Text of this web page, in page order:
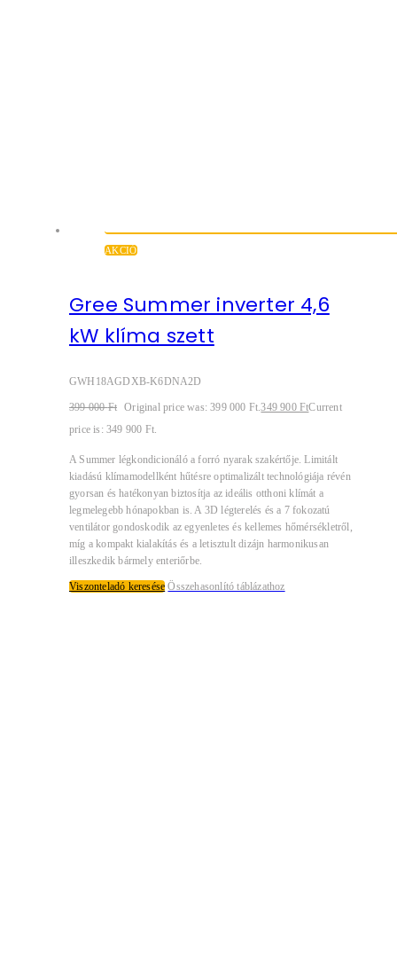
AKCIÓ
Gree Summer inverter 4,6
kW klíma szett
GWH18AGDXB-K6DNA2D
399 000Ft Original price was: 399 000 Ft.349 900FtCurrent
price is: 349 900 Ft.
A Summer légkondicionáló a forró nyarak szakértője. Limitált
kiadású klímamodellként hűtésre optimalizált technológiája révén
gyorsan és hatékonyan biztosítja az ideális otthoni klímát a
legmelegebb hónapokban is. A 3D légterelés és a 7 fokozatú
ventilátor gondoskodik az egyenletes és kellemes hőmérsékletről,
míg a kompakt kialakítás és a letisztult dizájn harmonikusan
illeszkedik bármely enteriőrbe.
Viszonteladó keresése Összehasonlító táblázathoz